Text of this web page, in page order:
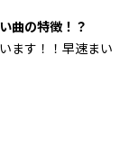
曲の特徴！？
ます！！早速まい